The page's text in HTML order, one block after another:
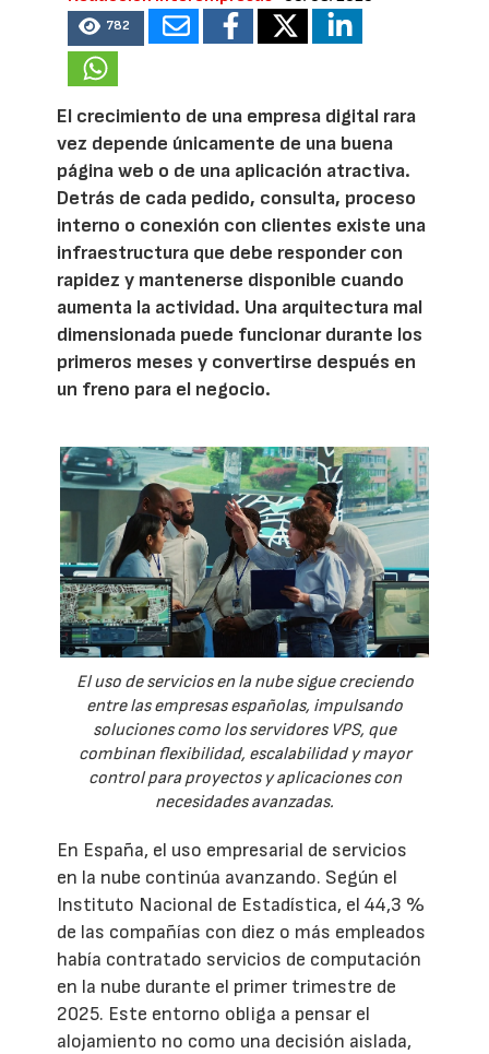
782
El crecimiento de una empresa digital rara
vez depende únicamente de una buena
página web o de una aplicación atractiva.
Detrás de cada pedido, consulta, proceso
interno o conexión con clientes existe una
infraestructura que debe responder con
rapidez y mantenerse disponible cuando
aumenta la actividad. Una arquitectura mal
dimensionada puede funcionar durante los
primeros meses y convertirse después en
un freno para el negocio.
El uso de servicios en la nube sigue creciendo
entre las empresas españolas, impulsando
soluciones como los servidores VPS, que
combinan flexibilidad, escalabilidad y mayor
control para proyectos y aplicaciones con
necesidades avanzadas.
En España, el uso empresarial de servicios
en la nube continúa avanzando. Según el
Instituto Nacional de Estadística, el 44,3 %
de las compañías con diez o más empleados
había contratado servicios de computación
en la nube durante el primer trimestre de
2025. Este entorno obliga a pensar el
alojamiento no como una decisión aislada,